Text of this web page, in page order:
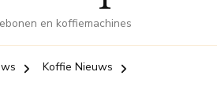
en koffiemachines
Koffie Nieuws